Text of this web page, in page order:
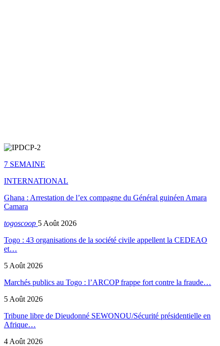
7 SEMAINE
INTERNATIONAL
Ghana : Arrestation de l’ex compagne du Général guinéen Amara
Camara
togoscoop 5 Août 2026
Togo : 43 organisations de la société civile appellent la CEDEAO
et…
5 Août 2026
Marchés publics au Togo : l’ARCOP frappe fort contre la fraude…
5 Août 2026
Tribune libre de Dieudonné SEWONOU/Sécurité présidentielle en
Afrique…
4 Août 2026